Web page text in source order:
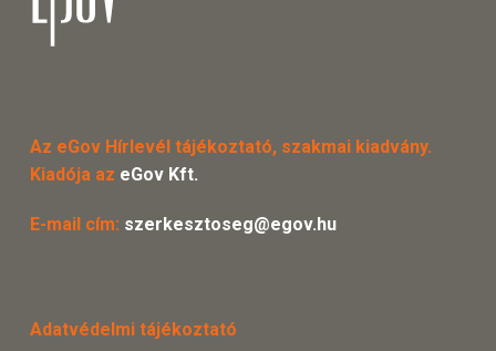
Az eGov Hírlevél tájékoztató, szakmai kiadvány.
Kiadója az eGov Kft.
E-mail cím: szerkesztoseg@egov.hu
Adatvédelmi tájékoztató